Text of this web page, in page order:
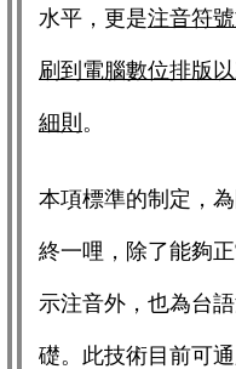
水平，更是注音符
刷到電腦數位排版
細則 。
本項標準的制定，
終一哩，除了能夠
示注音外，也為台
礎。此技術目前可